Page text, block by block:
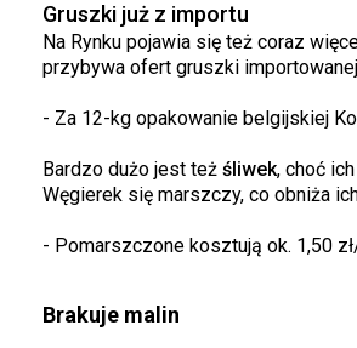
Gruszki już z importu
Na Rynku pojawia się też coraz
przybywa ofert gruszki
- Za 12-kg opakowanie belgijskiej
Bardzo dużo jest też śliwek, choć
Węgierek się marszczy, co obniża
- Pomarszczone kosztują ok. 1,50
Brakuje malin